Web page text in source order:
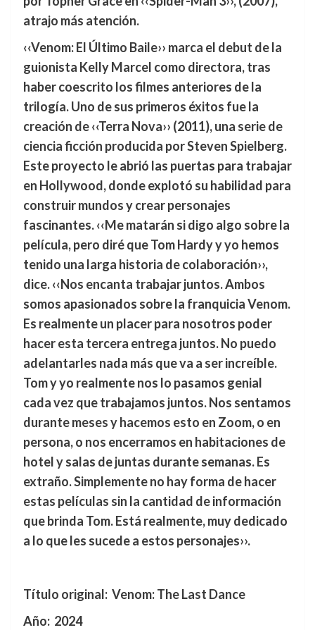
atrajo más atención.
‹‹Venom: El Último Baile›› marca el debut de la
guionista Kelly Marcel como directora, tras
haber coescrito los filmes anteriores de la
trilogía. Uno de sus primeros éxitos fue la
creación de‹‹Terra Nova›› (2011), una serie de
ciencia ficción producida por Steven Spielberg.
Este proyecto le abrió las puertas para trabajar
en Hollywood, donde explotó su habilidad para
construir mundos y crear personajes
fascinantes. ‹‹Me matarán si digo algo sobre la
película, pero diré que Tom Hardy y yo hemos
tenido una larga historia de colaboración››,
dice. ‹‹Nos encanta trabajar juntos. Ambos
somos apasionados sobre la franquicia Venom.
Es realmente un placer para nosotros poder
hacer esta tercera entrega juntos. No puedo
adelantarles nada más que va a ser increíble.
Tom y yo realmente nos lo pasamos genial
cada vez que trabajamos juntos. Nos sentamos
durante meses y hacemos esto en Zoom, o en
persona, o nos encerramos en habitaciones de
hotel y salas de juntas durante semanas. Es
extraño. Simplemente no hay forma de hacer
estas películas sin la cantidad de información
que brinda Tom. Está realmente, muy dedicado
a lo que les sucede a estos personajes››.
Título original: Venom: The Last Dance
Año: 2024